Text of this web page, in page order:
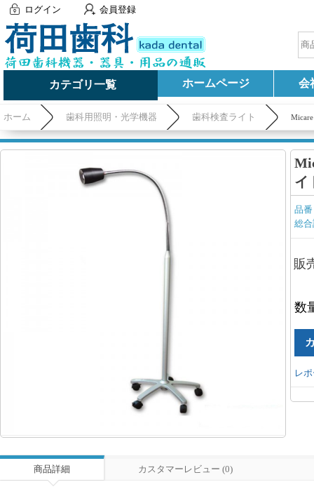
ログイン 会員登録
カテゴリ一覧 ホームページ 会
ホーム 歯科用照明・光学機器 歯科検査ライト
イ
品
総
販
数
レ
商品詳細 カスタマーレビュー (0)